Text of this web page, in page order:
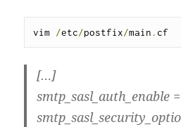
vim /etc/postfix/main.cf
[…]
smtp_sasl_auth_enable